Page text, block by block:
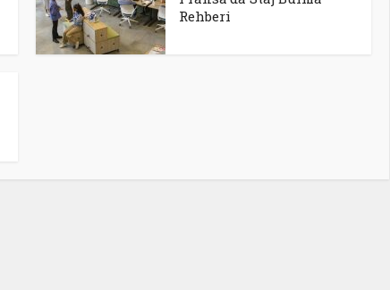
Rehberi